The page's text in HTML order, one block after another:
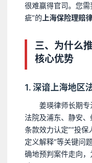
很难赢得官司。您
疵”的上海保险理赔
三、为什么
核心优势
1. 深谙上海地区
姜瑛律师长期
法院及浦东、静安
条款效力认定”“投
定义解释”等关键问
确地预判案件走向